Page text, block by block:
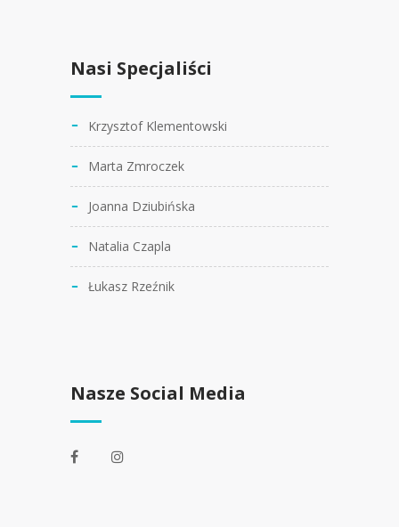
Nasi Specjaliści
Krzysztof Klementowski
Marta Zmroczek
Joanna Dziubińska
Natalia Czapla
Łukasz Rzeźnik
Nasze Social Media